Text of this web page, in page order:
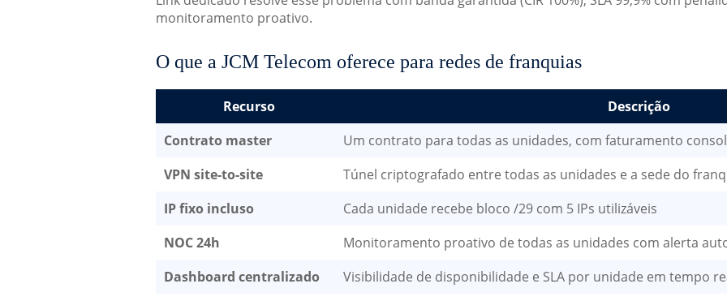
monitoramento proativo.
O que a JCM Telecom oferece para redes de franquias
Recurso
Descrição
Contrato master
Um contrato para todas as unidades, com faturamento
VPN site-to-site
Túnel criptografado entre todas as unidades e a sede do
IP fixo incluso
Cada unidade recebe bloco /29 com 5 IPs utilizáveis
NOC 24h
Monitoramento proativo de todas as unidades com alerta
Dashboard centralizado
Visibilidade de disponibilidade e SLA por unidade em tempo